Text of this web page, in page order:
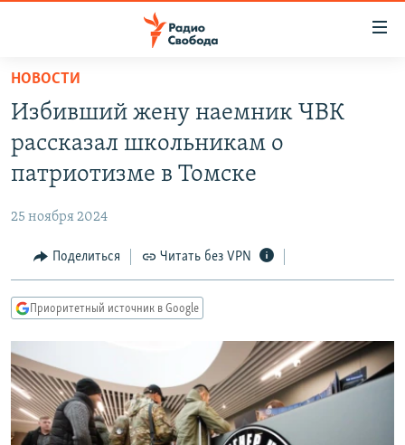
упрощенного
доступа
основному
Вернутся
Вернутся
поиску
ПРОГРАММЫ
АВТОРСКИЕ ПРОЕКТЫ
МНЕНИЯ
КУЛЬТУРА
КАВКАЗ.РЕАЛИИ
СЕВЕР.РЕАЛИИ
СИБИРЬ.РЕАЛИИ
РАСПИСАНИЕ ВЕЩАНИЯ
НОВОСТИ
Избивший жену наемник ЧВК
рассказал школьникам о
патриотизме в Томске
25 ноября 2024
Поделиться Читать без VPN
Приоритетный источник в Google